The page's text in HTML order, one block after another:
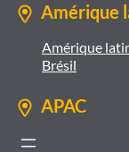
Amérique
Amérique
Brésil
APAC